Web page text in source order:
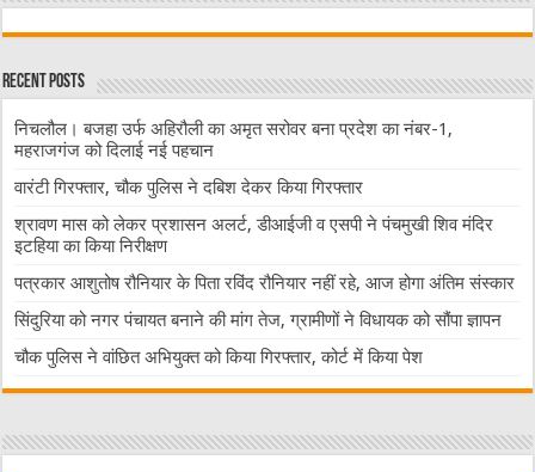
Recent Posts
निचलौल। बजहा उर्फ अहिरौली का अमृत सरोवर बना प्रदेश का नंबर-1,
महराजगंज को दिलाई नई पहचान
वारंटी गिरफ्तार, चौक पुलिस ने दबिश देकर किया गिरफ्तार
श्रावण मास को लेकर प्रशासन अलर्ट, डीआईजी व एसपी ने पंचमुखी शिव मंदिर
इटहिया का किया निरीक्षण
पत्रकार आशुतोष रौनियार के पिता रविंद रौनियार नहीं रहे, आज होगा अंतिम संस्कार
सिंदुरिया को नगर पंचायत बनाने की मांग तेज, ग्रामीणों ने विधायक को सौंपा ज्ञापन
चौक पुलिस ने वांछित अभियुक्त को किया गिरफ्तार, कोर्ट में किया पेश